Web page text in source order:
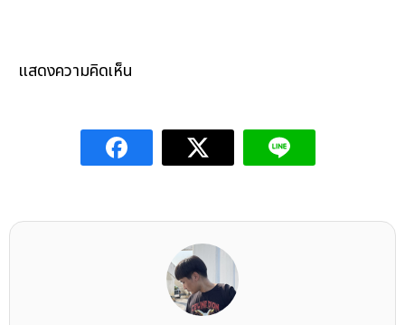
แสดงความคิดเห็น